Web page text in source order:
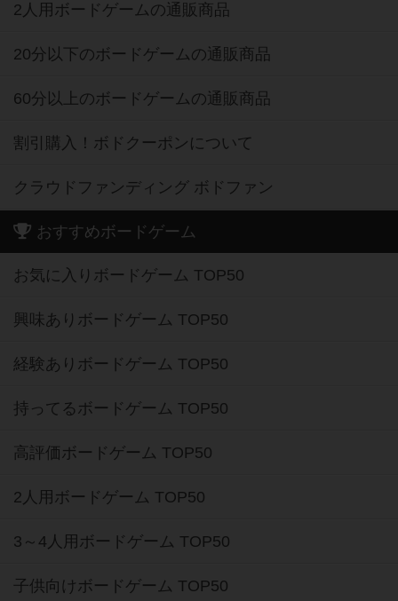
2人用ボードゲームの通販商品
20分以下のボードゲームの通販商品
60分以上のボードゲームの通販商品
割引購入！ボドクーポンについて
クラウドファンディング ボドファン
おすすめボードゲーム
お気に入りボードゲーム TOP50
興味ありボードゲーム TOP50
経験ありボードゲーム TOP50
持ってるボードゲーム TOP50
高評価ボードゲーム TOP50
2人用ボードゲーム TOP50
3～4人用ボードゲーム TOP50
子供向けボードゲーム TOP50